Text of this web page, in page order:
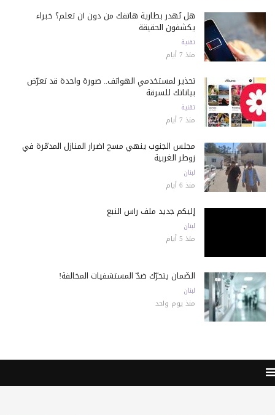
هل تُهدر بطارية هاتفك من دون أن تعلم؟ خبراء
يكشفون الحقيقة
تقنية
منذ 7 أيام
تحذير لمستخدمي الهواتف.. صورة واحدة قد تعرّض
بياناتك للسرقة
تقنية
منذ 7 أيام
مجلس الجنوب ينهي مسح أضرار المنازل المدمّرة في
زوطر الغربية
لبنان
منذ 6 أيام
إليكم جديد ملف رأس النبع
لبنان
منذ 5 أيام
الضّمان يتحرّك ضدّ المستشفيات المخالفة!
لبنان
منذ يوم واحد